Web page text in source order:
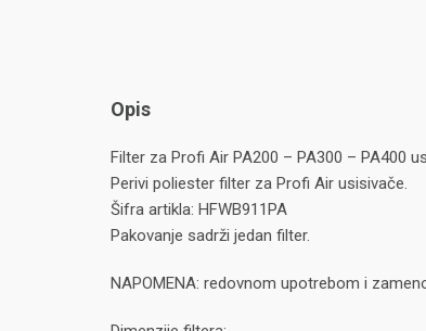
Opis
Filter za Profi Air PA200 – PA300 – PA400
Perivi poliester filter za Profi Air usisivače.
Šifra artikla: HFWB911PA
Pakovanje sadrži jedan filter.
NAPOMENA: redovnom upotrebom i